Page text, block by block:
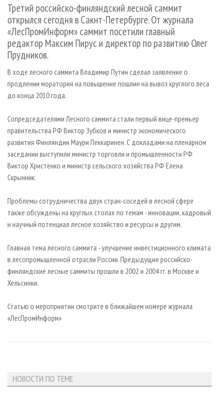
СУШКА ДРЕВЕСИНЫ
ПРОИЗВОДСТВО ДРЕВЕСНЫХ ПЛИТ
ДЕРЕВЯННОЕ ДОМОСТРОЕНИЕ
ПРОИЗВОДСТВО МЕБЕЛИ
БИОЭНЕРГЕТИКА
ЦБП
ПЕРСОНЫ
МОБИЛЬНЫЕ ВЫСТАВКИ
ОФИЦИАЛЬНЫЕ ДЕЛЕГАЦИИ
ПРИОРИТЕТНЫЕ ИНВЕСТПРОЕКТЫ
RUSSIAN FORESTRY REVIEW
ГАЗЕТА ЛЕСПРОМФОРУМ
КОНТАКТЫ
РЕКЛАМА
РЕКЛАМА НА САЙТЕ
Третий российско-финляндский лесной саммит
открылся сегодня в Сакнт-Петербурге. От журнала
«ЛесПромИнформ» саммит посетили главный
редактор Максим Пирус и директор по развитию Олег
Прудников.
В ходе лесного саммита Владимир Путин сделал заявление о
продлении моратория на повышение пошлин на вывоз круглого леса
до конца 2010 года.
Сопредседателями Лесного саммита стали первый вице-премьер
правительства РФ Виктор Зубков и министр экономического
развития Финляндии Маури Пеккаринен. С докладами на пленарном
заседании выступили министр торговли и промышленности РФ
Виктор Христенко и министр сельского хозяйства РФ Елена
Скрынник.
Проблемы сотрудничества двух стран-соседей в лесной сфере
также обсуждены на круглых столах по темам - инновации, кадровый
и научный потенциал лесное хозяйство и ресурсы и другим.
Главная тема лесного саммита - улучшение инвестиционного климата
в лесопромышленной отрасли России. Предыдущие российско-
финляндские лесные саммиты прошли в 2002 и 2004 гг. в Москве и
Хельсинки.
Статью о мероприятии смотрите в ближайшем номере журнала
«ЛесПромИнформ»
НОВОСТИ ПО ТЕМЕ